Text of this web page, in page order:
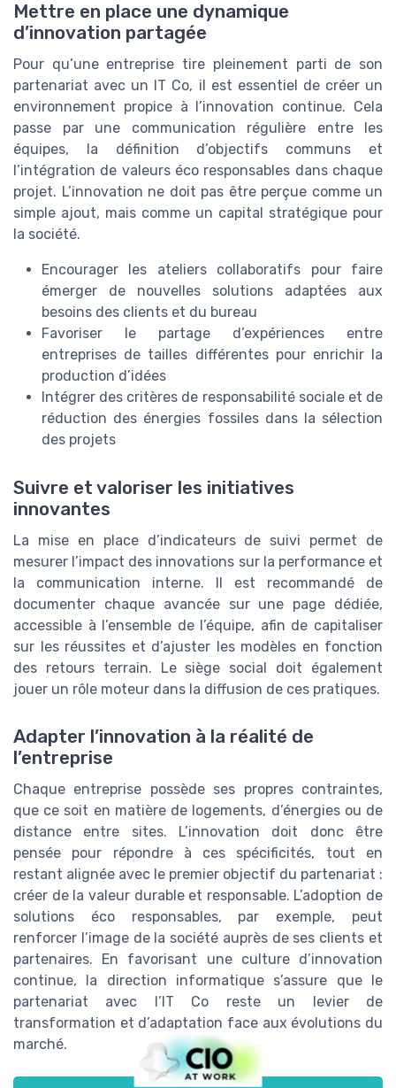
Mettre en place une dynamique
d’innovation partagée
Pour qu’une entreprise tire pleinement parti de son
partenariat avec un IT Co, il est essentiel de créer un
environnement propice à l’innovation continue. Cela
passe par une communication régulière entre les
équipes, la définition d’objectifs communs et
l’intégration de valeurs éco responsables dans chaque
projet. L’innovation ne doit pas être perçue comme un
simple ajout, mais comme un capital stratégique pour
la société.
Encourager les ateliers collaboratifs pour faire
émerger de nouvelles solutions adaptées aux
besoins des clients et du bureau
Favoriser le partage d’expériences entre
entreprises de tailles différentes pour enrichir la
production d’idées
Intégrer des critères de responsabilité sociale et de
réduction des énergies fossiles dans la sélection
des projets
Suivre et valoriser les initiatives
innovantes
La mise en place d’indicateurs de suivi permet de
mesurer l’impact des innovations sur la performance et
la communication interne. Il est recommandé de
documenter chaque avancée sur une page dédiée,
accessible à l’ensemble de l’équipe, afin de capitaliser
sur les réussites et d’ajuster les modèles en fonction
des retours terrain. Le siège social doit également
jouer un rôle moteur dans la diffusion de ces pratiques.
Adapter l’innovation à la réalité de
l’entreprise
Chaque entreprise possède ses propres contraintes,
que ce soit en matière de logements, d’énergies ou de
distance entre sites. L’innovation doit donc être
pensée pour répondre à ces spécificités, tout en
restant alignée avec le premier objectif du partenariat :
créer de la valeur durable et responsable. L’adoption de
solutions éco responsables, par exemple, peut
renforcer l’image de la société auprès de ses clients et
partenaires. En favorisant une culture d’innovation
continue, la direction informatique s’assure que le
partenariat avec l’IT Co reste un levier de
transformation et d’adaptation face aux évolutions du
marché.